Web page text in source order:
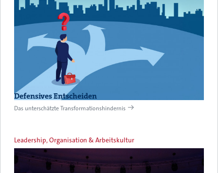
Defensives Entscheiden
Das unterschätzte Transformationshindernis
Leadership, Organisation & Arbeitskultur